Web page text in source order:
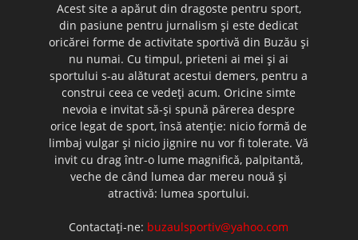
Acest site a apărut din dragoste pentru sport,
din pasiune pentru jurnalism şi este dedicat
oricărei forme de activitate sportivă din Buzău şi
nu numai. Cu timpul, prieteni ai mei şi ai
sportului s-au alăturat acestui demers, pentru a
construi ceea ce vedeţi acum. Oricine simte
nevoia e invitat să-şi spună părerea despre
orice legat de sport, însă atenţie: nicio formă de
limbaj vulgar şi nicio jignire nu vor fi tolerate. Vă
invit cu drag într-o lume magnifică, palpitantă,
veche de când lumea dar mereu nouă şi
atractivă: lumea sportului.
Contactați-ne: buzaulsportiv@yahoo.com